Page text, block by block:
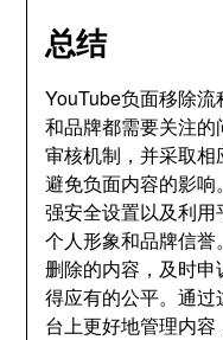
总结
YouTube负面移除
和品牌都需要关注
审核机制，并采取
避免负面内容的影
强安全设置以及利
个人形象和品牌信
删除的内容，及时
得应有的公平。通
台上更好地管理内容